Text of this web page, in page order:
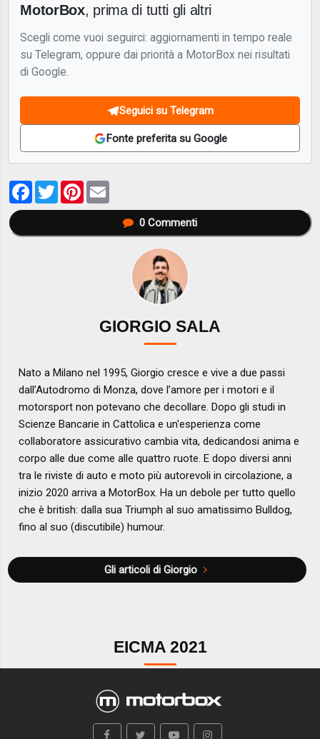
MotorBox, prima di tutti gli altri
Scegli come vuoi seguirci: aggiornamenti in tempo reale
su Telegram, oppure dai priorità a MotorBox nei risultati
di Google.
Seguici su Telegram
Fonte preferita su Google
Facebook
TwitterPinterest
0Commenti
GIORGIO SALA
Nato a Milano nel 1995, Giorgio cresce e vive a due passi
dall’Autodromo di Monza, dove l’amore per i motori e il
motorsport non potevano che decollare. Dopo gli studi in
Scienze Bancarie in Cattolica e un'esperienza come
collaboratore assicurativo cambia vita, dedicandosi anima e
corpo alle due come alle quattro ruote. E dopo diversi anni
tra le riviste di auto e moto più autorevoli in circolazione, a
inizio 2020 arriva a MotorBox. Ha un debole per tutto quello
che è british: dalla sua Triumph al suo amatissimo Bulldog,
fino al suo (discutibile) humour.
Gli articoli di Giorgio
EICMA 2021